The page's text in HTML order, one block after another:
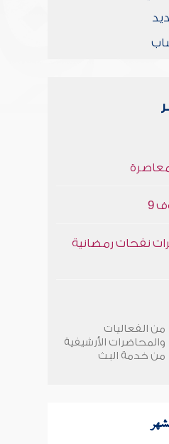
9
نفحات رمضانية
من الفعاليات
والمحاضرات الأرشيفية
من خدمة البث